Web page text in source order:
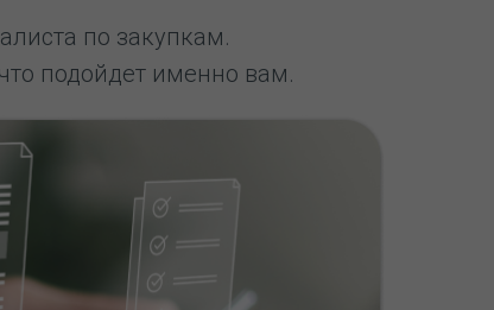
по закупкам.
подойдет именно вам.